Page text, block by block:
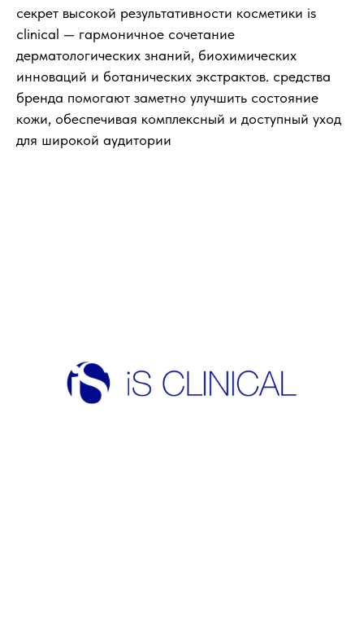
секрет высокой результативности косметики is
clinical —‍ гармоничное сочетание
дерматологических знаний, биохимических
инноваций и ботанических экстрактов. средства
бренда помогают заметно улучшить состояние
кожи, обеспечивая комплексный и доступный уход
для широкой аудитории